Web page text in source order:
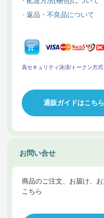
返品・不良品について
高セキュリティ決済/トークン方式
通販ガイドはこちら
お問い合せ
商品のご注文、お届け、
こちら